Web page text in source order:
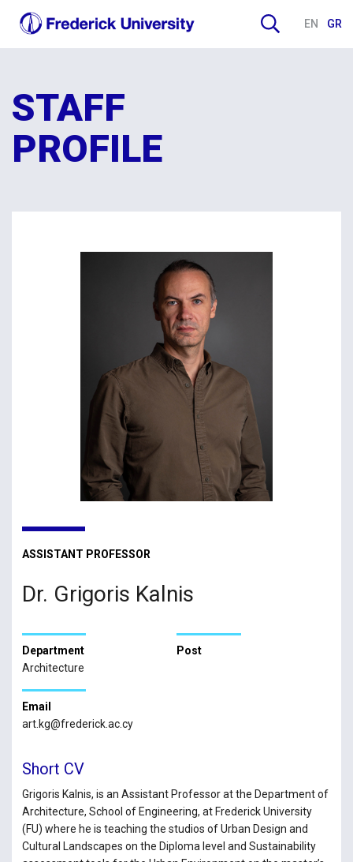
EN GR
STAFF
PROFILE
ASSISTANT PROFESSOR
Dr. Grigoris Kalnis
Department
Architecture
Post
Email
art.kg@frederick.ac.cy
Short CV
Grigoris Kalnis, is an Assistant Professor at the Department of
Architecture, School of Engineering, at Frederick University
(FU) where he is teaching the studios of Urban Design and
Cultural Landscapes on the Diploma level and Sustainability